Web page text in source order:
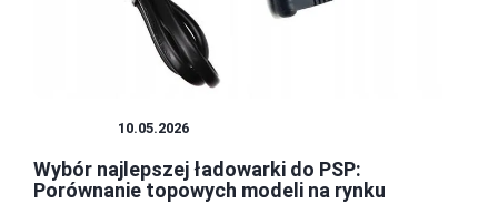
10.05.2026
Wybór najlepszej ładowarki do PSP:
Porównanie topowych modeli na rynku